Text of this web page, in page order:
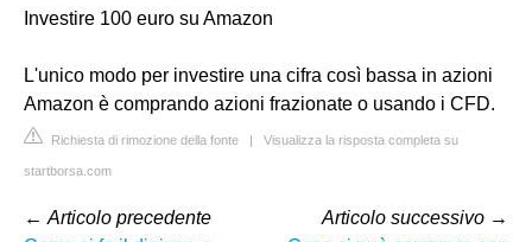
Investire 100 euro su Amazon
L'unico modo per investire una cifra così bassa in azioni
Amazon è comprando azioni frazionate o usando i CFD.
Richiesta di rimozione della fonte | Visualizza la risposta completa su
startborsa.com
← Articolo precedente
Articolo successivo →